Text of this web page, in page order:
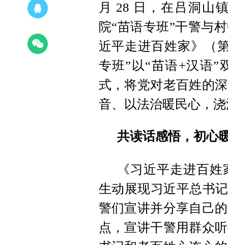
月 28 日，在吕洞山
院“苗语专班”干警与
近平走进百姓家》（
专班”以“苗语+汉语”
式，将党对老百姓的
音、以法治暖民心，
共读话感悟，初心
《习近平走进百
生动展现习近平总书
警们宣讲并分享自己
点，宣讲干警用群众